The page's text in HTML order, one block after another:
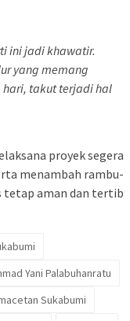
ini jadi khawatir.
yang memang
takut terjadi hal
proyek segera
menambah rambu-
tetap aman dan tertib
Yani Palabuhanratu
Sukabumi